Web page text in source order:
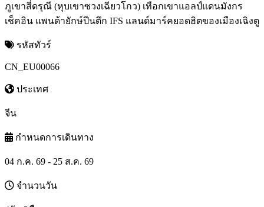
ภูเขาสี่ดรุณี (หุบเขาซวงเฉียวโกว) เทือกเขาแอลป์แดนมังกร
เช็คอิน แพนด้ายักษ์ปีนตึก IFS แลนด์มาร์คยอดฮิตของเมืองเฉิงตู
รหัสทัวร์
CN_EU00066
ประเทศ
จีน
กำหนดการเดินทาง
04 ก.ค. 69 - 25 ส.ค. 69
จำนวนวัน